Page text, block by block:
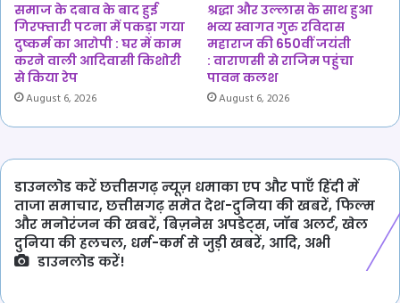
समाज के दबाव के बाद हुई
गिरफ्तारी पटना में पकड़ा गया
दुष्कर्म का आरोपी : घर में काम
करने वाली आदिवासी किशोरी
से किया रेप
August 6, 2026
श्रद्धा और उल्लास के साथ हुआ
भव्य स्वागत गुरु रविदास
महाराज की 650वीं जयंती
: वाराणसी से राजिम पहुंचा
पावन कलश
August 6, 2026
डाउनलोड करें छत्तीसगढ़ न्यूज़ धमाका एप और पाएँ हिंदी में
ताजा समाचार, छत्तीसगढ़ समेत देश-दुनिया की खबरें, फिल्म
और मनोरंजन की खबरें, बिज़नेस अपडेट्स, जॉब अलर्ट, खेल
दुनिया की हलचल, धर्म-कर्म से जुड़ी खबरें, आदि, अभी
डाउनलोड करें!